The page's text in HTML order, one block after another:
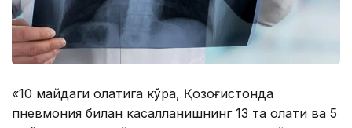
«10 майдаги ҳолатига кўра, Қозоғистонда
пневмония билан касалланишнинг 13 та ҳолати ва 5